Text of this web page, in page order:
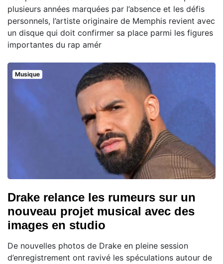
plusieurs années marquées par l’absence et les défis
personnels, l’artiste originaire de Memphis revient avec
un disque qui doit confirmer sa place parmi les figures
importantes du rap amér
Musique
Drake relance les rumeurs sur un
nouveau projet musical avec des
images en studio
De nouvelles photos de Drake en pleine session
d’enregistrement ont ravivé les spéculations autour de